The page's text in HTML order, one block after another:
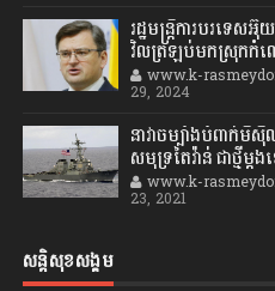
រដ្ឋមន្ត្រីការបរទេស
វិលត្រឡប់មកស្រុកកំ
www.k-
29, 2024
នាវាចម្បាំងបំពាក់មី
សមុទ្រតៃវ៉ាន់ ជាថ្មីម្
www.k-
23, 2021
សន្តិសុខសង្គម